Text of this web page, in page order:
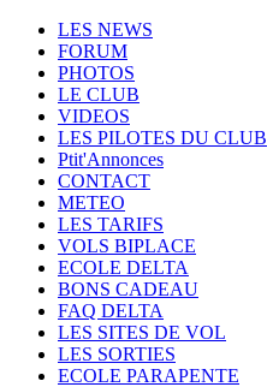
LES NEWS
FORUM
PHOTOS
LE CLUB
VIDEOS
LES PILOTES DU CLUB
Ptit'Annonces
CONTACT
METEO
LES TARIFS
VOLS BIPLACE
ECOLE DELTA
BONS CADEAU
FAQ DELTA
LES SITES DE VOL
LES SORTIES
ECOLE PARAPENTE